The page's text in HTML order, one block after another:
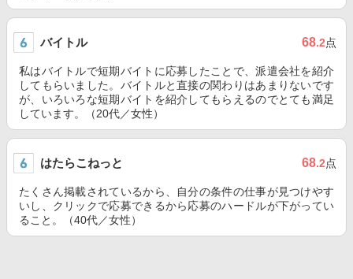
バイトル 68.2点
私はバイトルで短期バイトに応募したことで、派遣会社を紹介
してもらいました。バイトルと直接の関わりはあまりないです
が、いろいろな短期バイトを紹介してもらえるのでとても満足
しています。（20代／女性）
はたらこねっと 68.2点
たくさん掲載されているから、自分の条件の仕事が見つけやす
いし、クリックで応募できるから応募のハードルが下がってい
ること。（40代／女性）